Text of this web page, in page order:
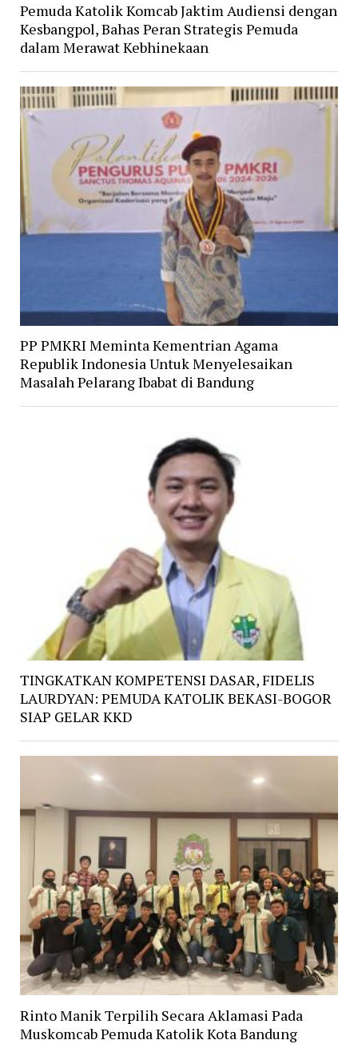
Pemuda Katolik Komcab Jaktim Audiensi dengan
Kesbangpol, Bahas Peran Strategis Pemuda
dalam Merawat Kebhinekaan
PP PMKRI Meminta Kementrian Agama
Republik Indonesia Untuk Menyelesaikan
Masalah Pelarang Ibabat di Bandung
TINGKATKAN KOMPETENSI DASAR, FIDELIS
LAURDYAN: PEMUDA KATOLIK BEKASI-BOGOR
SIAP GELAR KKD
Rinto Manik Terpilih Secara Aklamasi Pada
Muskomcab Pemuda Katolik Kota Bandung